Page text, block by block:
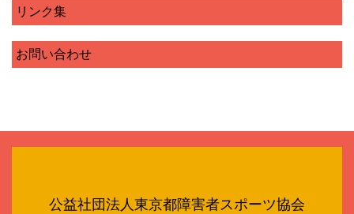
リンク集
お問い合わせ
公益社団法人東京都障害者スポーツ協会